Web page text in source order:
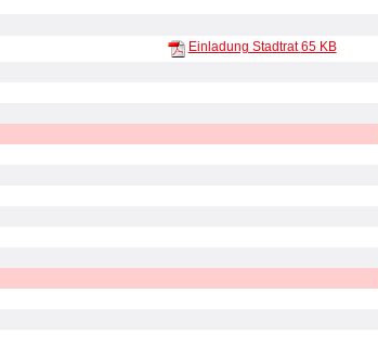
Einladung Stadtrat65 KB